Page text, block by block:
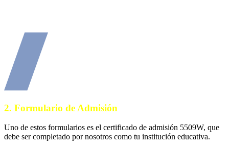
2. Formulario de Admisión
Uno de estos formularios es el certificado de admisión 5509W, que
debe ser completado por nosotros como tu institución educativa.